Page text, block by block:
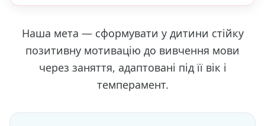
Наша мета — сформувати у дитини стійку
позитивну мотивацію до вивчення мови
через заняття, адаптовані під її вік і
темперамент.